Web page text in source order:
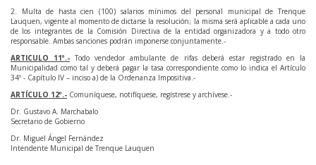
2. Multa de hasta cien (100) salarios mínimos del personal municipal de Trenque
Lauquen, vigente al momento de dictarse la resolución; la misma será aplicable a cada uno
de los integrantes de la Comisión Directiva de la entidad organizadora y a todo otro
responsable. Ambas sanciones podrán imponerse conjuntamente.-
ARTICULO 11º.- Todo vendedor ambulante de rifas deberá estar registrado en la
Municipalidad como tal y deberá pagar la tasa correspondiente como lo indica el Artículo
34º - Capítulo IV – inciso a) de la Ordenanza Impositiva.-
ARTÍCULO 12º.- Comuníquese, notifíquese, regístrese y archívese.-
Dr. Gustavo A. Marchabalo
Secretario de Gobierno
Dr. Miguel Ángel Fernández
Intendente Municipal de Trenque Lauquen